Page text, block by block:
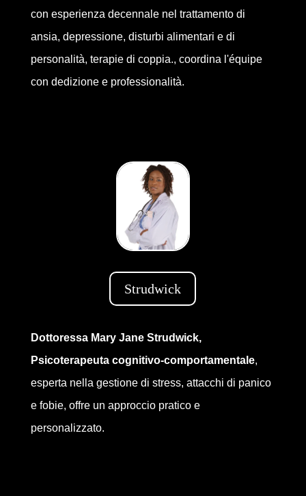
con esperienza decennale nel trattamento di
ansia, depressione, disturbi alimentari e di
personalità, terapie di coppia., coordina l'équipe
con dedizione e professionalità.
Strudwick
Dottoressa Mary Jane Strudwick,
Psicoterapeuta cognitivo-comportamentale,
esperta nella gestione di stress, attacchi di panico
e fobie, offre un approccio pratico e
personalizzato.